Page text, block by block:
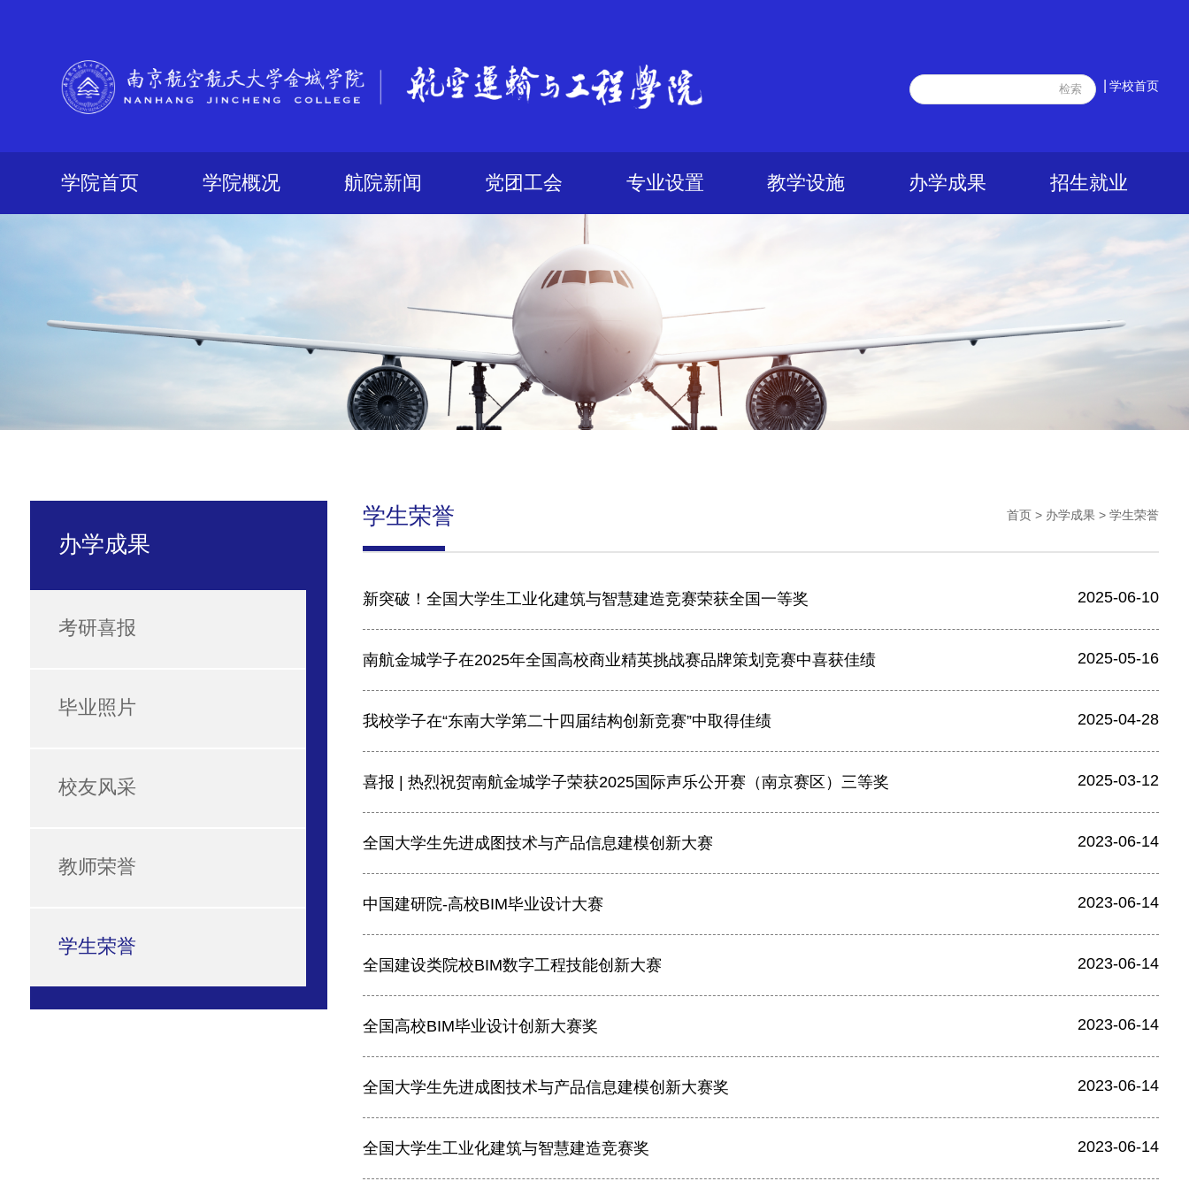
学校首页
学院首页 学院概况 航院新闻 党团工会 专业设置 教学设施 办学成果 招生就业
办学成果
考研喜报
毕业照片
校友风采
教师荣誉
学生荣誉
学生荣誉 首页 > 办学成果 >学生荣誉
新突破！全国大学生工业化建筑与智慧建造竞赛荣获全国一等奖 2025-06-10
南航金城学子在2025年全国高校商业精英挑战赛品牌策划竞赛中喜获佳绩 2025-05-16
我校学子在“东南大学第二十四届结构创新竞赛”中取得佳绩 2025-04-28
喜报 | 热烈祝贺南航金城学子荣获2025国际声乐公开赛（南京赛区）三等奖 2025-03-12
全国大学生先进成图技术与产品信息建模创新大赛 2023-06-14
中国建研院-高校BIM毕业设计大赛 2023-06-14
全国建设类院校BIM数字工程技能创新大赛 2023-06-14
全国高校BIM毕业设计创新大赛奖 2023-06-14
全国大学生先进成图技术与产品信息建模创新大赛奖 2023-06-14
全国大学生工业化建筑与智慧建造竞赛奖 2023-06-14